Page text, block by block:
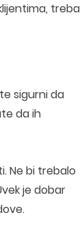
treba
sigurni da
da ih
Ne bi trebalo
je dobar